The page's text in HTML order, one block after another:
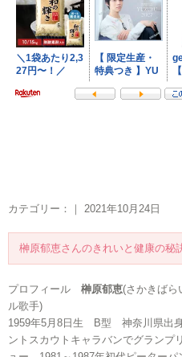
カテゴリー：｜ 2021年10月24日
榊原郁恵さんのきれいと健康の秘
プロフィール 榊原郁恵(さかきば
ル歌手)
1959年5月8日生 B型 神奈川県出
ントスカウトキャラバンでグラン